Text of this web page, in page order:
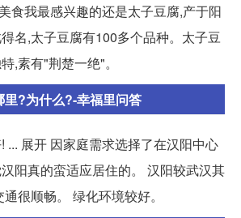
食我最感兴趣的还是太子豆腐,产于阳
名,太子豆腐有100多个品种。太子豆
,素有"荆楚一绝"。
里?为什么?-幸福里问答
... 展开 因家庭需求选择了在汉阳中心
阳真的蛮适应居住的。 汉阳较武汉其
很顺畅。 绿化环境较好。